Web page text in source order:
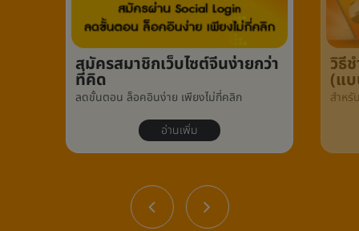
สมัครสมาชิกเว็บไซต์จีนง่ายกว่า
ที่คิด
ลดขั้นตอน ล็อคอินง่าย เพียงไม่กี่คลิก
อ่านเพิ่ม
วิธี
(แ
สำหรั